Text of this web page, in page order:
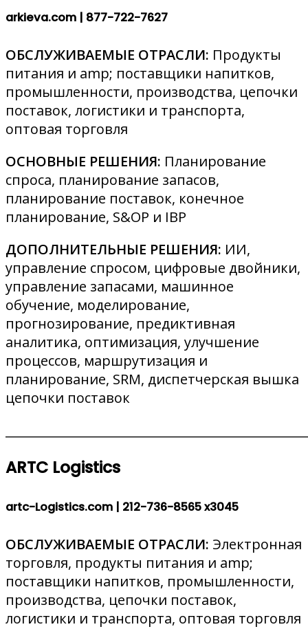
arkieva.com | 877-722-7627
ОБСЛУЖИВАЕМЫЕ ОТРАСЛИ: Продукты
питания и amp; поставщики напитков,
промышленности, производства, цепочки
поставок, логистики и транспорта,
оптовая торговля
ОСНОВНЫЕ РЕШЕНИЯ: Планирование
спроса, планирование запасов,
планирование поставок, конечное
планирование, S&OP и IBP
ДОПОЛНИТЕЛЬНЫЕ РЕШЕНИЯ: ИИ,
управление спросом, цифровые двойники,
управление запасами, машинное
обучение, моделирование,
прогнозирование, предиктивная
аналитика, оптимизация, улучшение
процессов, маршрутизация и
планирование, SRM, диспетчерская вышка
цепочки поставок
ARTC Logistics
artc-Logistics.com | 212-736-8565 x3045
ОБСЛУЖИВАЕМЫЕ ОТРАСЛИ: Электронная
торговля, продукты питания и amp;
поставщики напитков, промышленности,
производства, цепочки поставок,
логистики и транспорта, оптовая торговля